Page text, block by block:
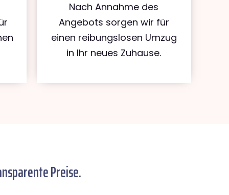
Nach Annahme des
Angebots sorgen wir für
einen reibungslosen Umzug
in Ihr neues Zuhause.
Preise.